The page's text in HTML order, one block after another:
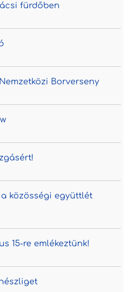
fürdőben
Borverseny
a közösségi együttlét
15-re emlékeztünk!